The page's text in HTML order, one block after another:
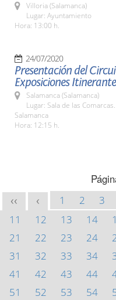
Villoria (Salamanca)
Lugar: Ayuntamiento
Hora: 13:00 h.
24/07/2020
Presentación del
Exposiciones
Salamanca (Salamanca)
Lugar: Sala de las
Salamanca
Hora: 12:15 h.
<< < 1 2 3
11
12 13 14
21
22 23 24
31
32 33 34
41
42 43 44
51
52 53 54